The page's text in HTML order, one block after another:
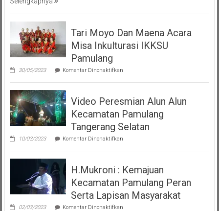
Tari Moyo Dan Maena Acara
Misa Inkulturasi IKKSU
Pamulang
30/05/2023 Komentar Dinonaktifkanpada
Moyo
Maena
Acara
Misa
Inkulturasi
IKKSU
Pamulang
Video Peresmian Alun Alun
Kecamatan Pamulang
Tangerang Selatan
10/03/2023 Komentar Dinonaktifkanpada
Peresmian
Alun
Kecamatan
Pamulang
Tangerang
Selatan
H.Mukroni : Kemajuan
Kecamatan Pamulang Peran
Serta Lapisan Masyarakat
02/03/2023 Komentar Dinonaktifkanpada